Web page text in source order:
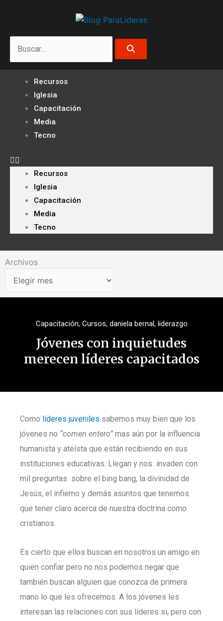
Recursos
Iglesia
Capacitación
Media
Tecno
Recursos
Iglesia
Capacitación
Media
Tecno
Archivos
Archivos
Capacitación, Cursos, daniela bernal, liderazgo
Jóvenes con inquietudes
merecen líderes capacitados
Como líderes juveniles sabemos muy bien que los
jóvenes no “comen entero” mas aún por la influencia
humanista y ateísta que están recibiendo en sus
instituciones educativas. Llegan y nos invaden con
mil preguntas sobre el bing bang, la divinidad de
Jesús, el infierno y demás asuntos que tenemos
que tener claro acerca de nuestra doctrina como
cristianos.
Es cierto que ellos buscan en nosotros un amigo en
quien confiar pero no nos podemos negar que
también buscan alguien que conozca de primera
mano lo que les ofrecemos. A los jóvenes les
interesan las relaciones con sus líderes si, pero con